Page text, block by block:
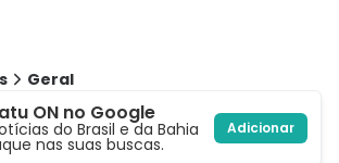
Geral
ON no Google
do Brasil e da Bahia
nas suas buscas.
Adicionar